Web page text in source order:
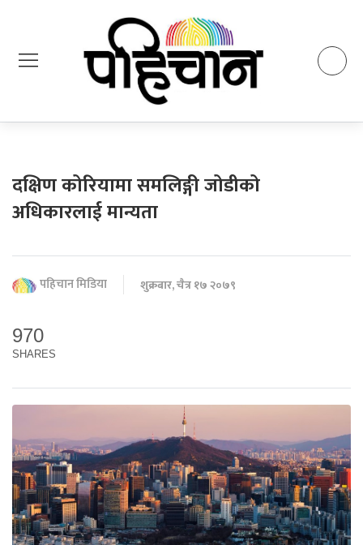
दक्षिण कोरियामा समलिङ्गी जोडीको
अधिकारलाई मान्यता
पहिचान मिडिया शुक्रबार, चैत्र १७ २०७९
970
SHARES